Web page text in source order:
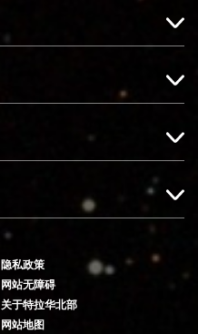
隐私政策
网站无障碍
关于特拉华北部
网站地图